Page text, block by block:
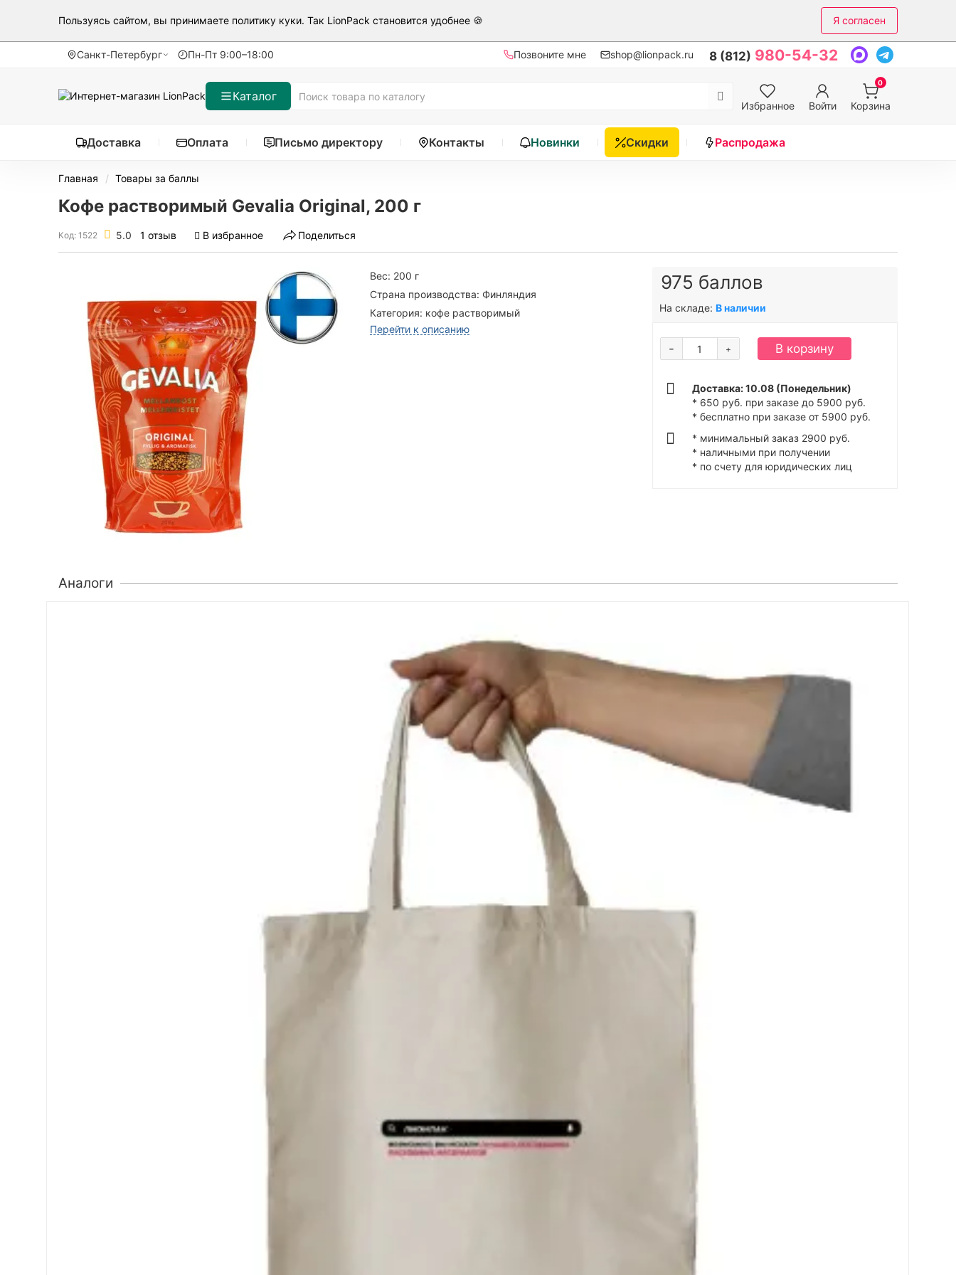
Пользуясь сайтом, вы принимаете политику куки. Так LionPack становится удобнее 🍪 Я согласен
Санкт-Петербург Пн-Пт 9:00–18:00 Позвоните мне shop@lionpack.ru 8 (812) 980-54-32
Каталог
Избранное Войти
0
Корзина
Доставка Оплата Письмо директору Контакты Новинки Скидки Распродажа
Главная Товары за баллы
Кофе растворимый Gevalia Original, 200 г
Код: 1522 5.0 1 отзыв В избранное Поделиться
Вес: 200 г
Страна производства: Финляндия
Категория: кофе растворимый
Перейти к описанию
975 баллов
На складе: В наличии
+
- В корзину
Доставка: 10.08 (Понедельник)
* 650 руб. при заказе до 5900 руб.
* бесплатно при заказе от 5900 руб.
* минимальный заказ 2900 руб.
* наличными при получении
* по счету для юридических лиц
Аналоги